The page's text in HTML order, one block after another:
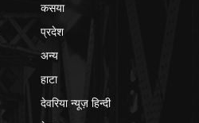
कसया
प्रदेश
अन्य
हाटा
देवरिया न्यूज़ हिन्दी